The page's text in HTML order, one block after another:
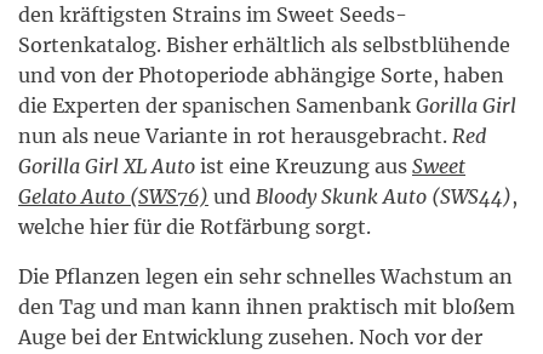
den kräftigsten Strains im Sweet Seeds-
Sortenkatalog. Bisher erhältlich als selbstblühende
und von der Photoperiode abhängige Sorte, haben
die Experten der spanischen Samenbank Gorilla Girl
nun als neue Variante in rot herausgebracht. Red
Gorilla Girl XL Auto ist eine Kreuzung aus Sweet
Gelato Auto (SWS76) und Bloody Skunk Auto (SWS44),
welche hier für die Rotfärbung sorgt.
Die Pflanzen legen ein sehr schnelles Wachstum an
den Tag und man kann ihnen praktisch mit bloßem
Auge bei der Entwicklung zusehen. Noch vor der